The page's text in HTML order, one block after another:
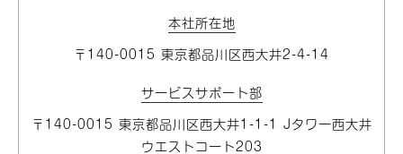
本社所在地
〒140-0015 東京都品川区⻄大井2-4-14
サービスサポート部
〒140-0015 東京都品川区⻄大井1-1-1 Jタワー⻄大井
ウエストコート203